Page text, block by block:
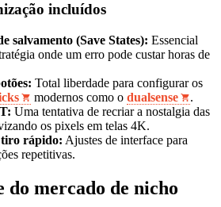
incluídos
salvamento (Save States): Essencial
onde um erro pode custar horas de
Total liberdade para configurar os
modernos como o dualsense
.
Uma tentativa de recriar a nostalgia das
os pixels em telas 4K.
tiro rápido: Ajustes de interface para
repetitivas.
do mercado de nicho